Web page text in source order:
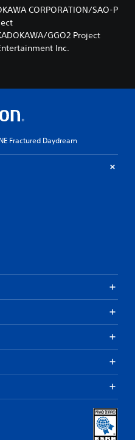
CORPORATION/SAO-P
GGO2 Project
Inc.
Fractured Daydream